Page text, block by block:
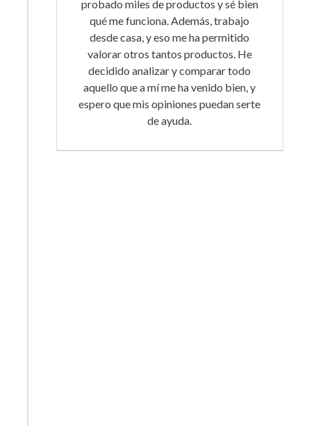
probado miles de productos y sé bien
qué me funciona. Además, trabajo
desde casa, y eso me ha permitido
valorar otros tantos productos. He
decidido analizar y comparar todo
aquello que a mí me ha venido bien, y
espero que mis opiniones puedan serte
de ayuda.